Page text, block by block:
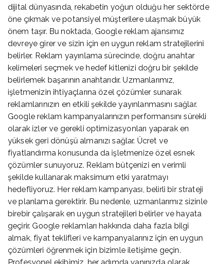
dijital dünyasında, rekabetin yoğun olduğu her sektörde
öne çıkmak ve potansiyel müşterilere ulaşmak büyük
önem taşır. Bu noktada, Google reklam ajansımız
devreye girer ve sizin için en uygun reklam stratejilerini
belirler. Reklam yayınlama sürecinde, doğru anahtar
kelimeleri seçmek ve hedef kitlenizi doğru bir şekilde
belirlemek başarının anahtarıdır. Uzmanlarımız,
işletmenizin ihtiyaçlarına özel çözümler sunarak
reklamlarınızın en etkili şekilde yayınlanmasını sağlar.
Google reklam kampanyalarınızın performansını sürekli
olarak izler ve gerekli optimizasyonları yaparak en
yüksek geri dönüşü almanızı sağlar. Ücret ve
fiyatlandırma konusunda da işletmenize özel esnek
çözümler sunuyoruz. Reklam bütçenizi en verimli
şekilde kullanarak maksimum etki yaratmayı
hedefliyoruz. Her reklam kampanyası, belirli bir strateji
ve planlama gerektirir. Bu nedenle, uzmanlarımız sizinle
birebir çalışarak en uygun stratejileri belirler ve hayata
geçirir. Google reklamları hakkında daha fazla bilgi
almak, fiyat teklifleri ve kampanyalarınız için en uygun
çözümleri öğrenmek için bizimle iletişime geçin.